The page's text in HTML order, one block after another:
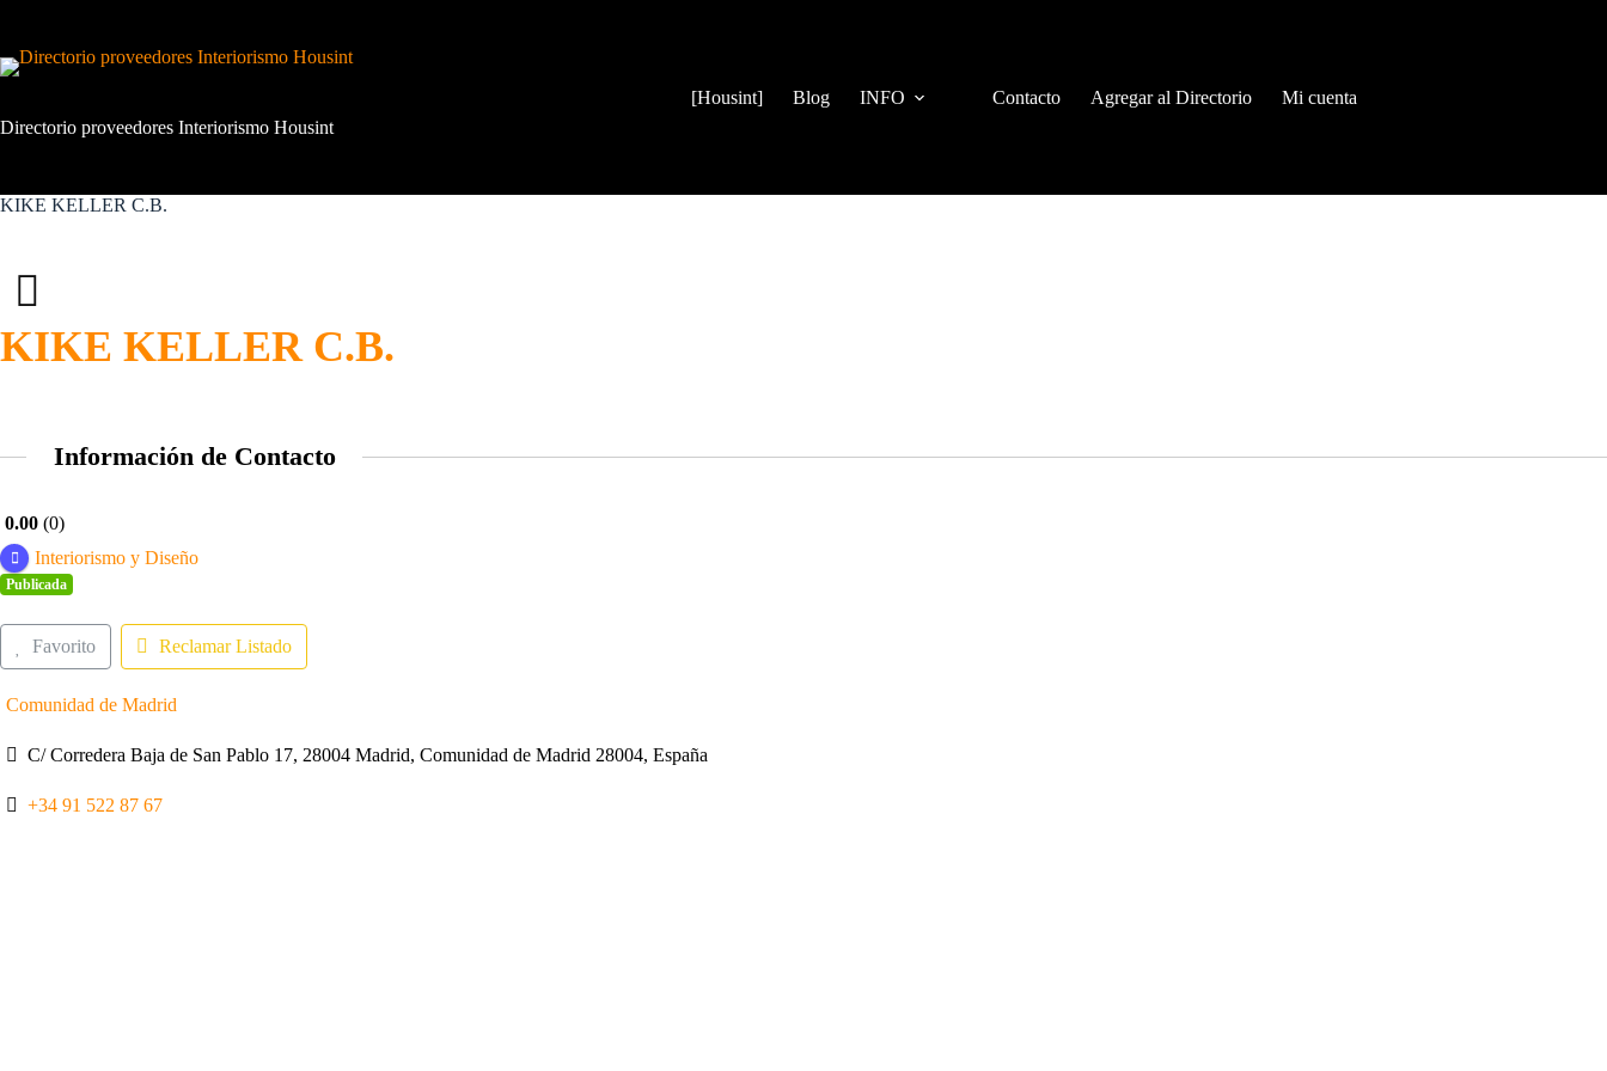
contenido
Directorio proveedores Interiorismo Housint
[Housint] Blog INFO Contacto Agregar al Directorio Mi cuenta
KIKE KELLER C.B.
KIKE KELLER C.B.
Información de Contacto
0.00 0
Interiorismo y Diseño
Publicada
Favorito Reclamar Listado
Comunidad de Madrid
C/ Corredera Baja de San Pablo 17, 28004 Madrid, Comunidad de Madrid 28004, España
+34 91 522 87 67